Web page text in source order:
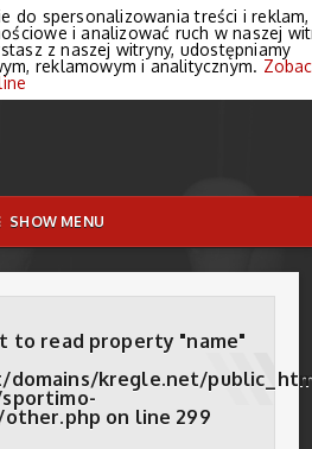
SHOW MENU
to read property "name"
kregle.net/
on line 299
do spersonalizowania treści i
i analizować ruch w naszej
z naszej witryny, udostępniamy
reklamowym i analitycznym.